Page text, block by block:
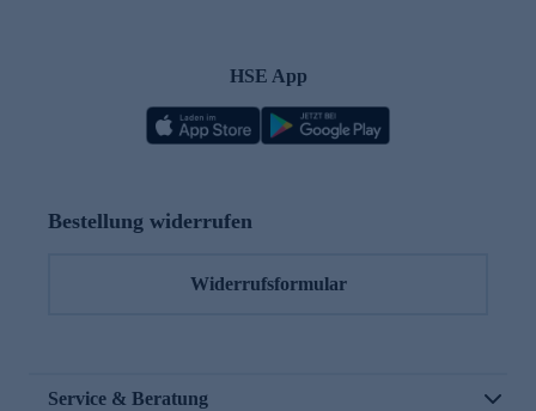
HSE App
Bestellung widerrufen
Widerrufsformular
Service & Beratung